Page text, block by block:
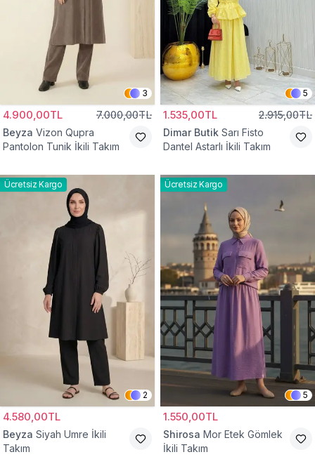
3
4.900,00TL 7.000,00TL
Beyza Vizon Qupra
Pantolon Tunik İkili Takım
5
1.535,00TL 2.915,00TL
Dimar Butik Sarı Fisto
Dantel Astarlı İkili Takım
Ücretsiz Kargo
2
4.580,00TL
Beyza Siyah Umre İkili
Takım
Ücretsiz Kargo
5
1.550,00TL
Shirosa Mor Etek Gömlek
İkili Takım